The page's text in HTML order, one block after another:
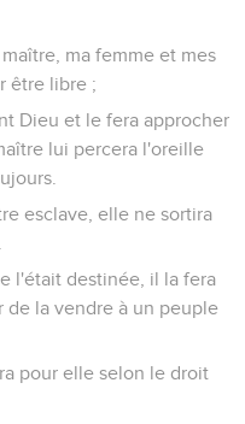
ma femme et mes
être libre ;
Dieu et le fera approcher
lui percera l'oreille
esclave, elle ne sortira
l'était destinée, il la fera
de la vendre à un peuple
pour elle selon le droit